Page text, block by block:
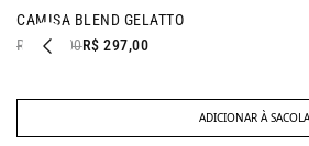
- 20% OFF
PANTALONA BLEND GELATTO
R$ 447,00R$ 357,00